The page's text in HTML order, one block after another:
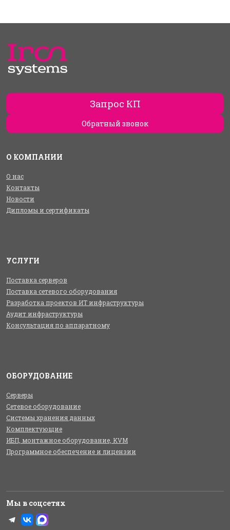
Запрос КП
Обратный звонок
О КОМПАНИИ
О нас
Контакты
Новости
Дипломы и сертификаты
УСЛУГИ
Поставка серверов
Поставка сетевого оборудования
Разработка проектов ИТ инфраструктуры
Аудит инфраструктуры
Консультация по аппаратному
ОБОРУДОВАНИЕ
Серверы
Сетевое оборудование
Системы хранения данных
Комплектующие
ИБП, монтажное оборудование, KVM
Программное обеспечение и лицензии
Мы в соцсетях